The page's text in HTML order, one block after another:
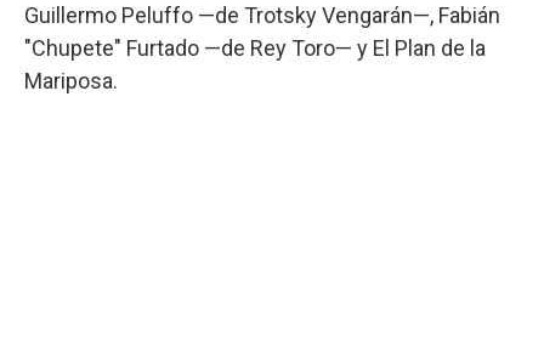
Guillermo Peluffo —de Trotsky Vengarán—, Fabián
"Chupete" Furtado —de Rey Toro— y El Plan de la
Mariposa.